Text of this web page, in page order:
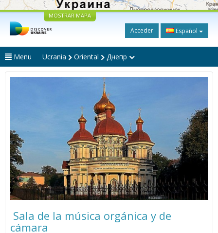
MOSTRAR MAPA
Acceder Español
Menu Ucrania Oriental Днепр
Sala de la música orgánica y de
cámara